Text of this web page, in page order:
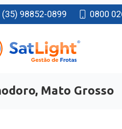
(35) 98852-0899 0800
Mato Grosso